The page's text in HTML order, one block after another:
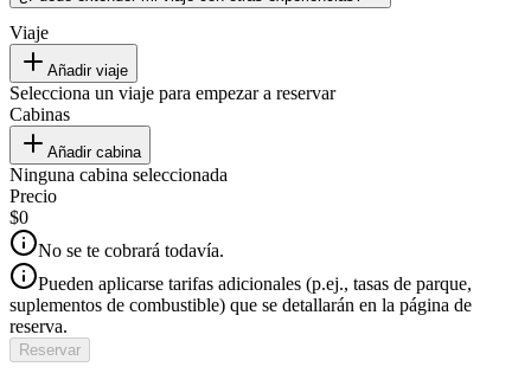
Viaje
Añadir viaje
Selecciona un viaje para empezar a reservar
Cabinas
Añadir cabina
Ninguna cabina seleccionada
Precio
$0
No se te cobrará todavía.
Pueden aplicarse tarifas adicionales (p.ej., tasas de parque,
suplementos de combustible) que se detallarán en la página de
reserva.
Reservar